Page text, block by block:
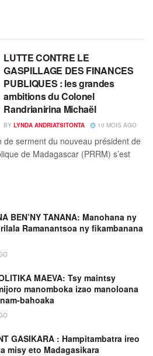
LUTTE CONTRE LE
GASPILLAGE DES FINANCES
PUBLIQUES : les grandes
ambitions du Colonel
Randrianirina Michaël
BY LYNDA ANDRIATSITONTA 10 MOIS AGO
de serment du nouveau président de
de Madagascar (PRRM) s’est
BEN’NY TANANA: Manohana ny
Ramanantsoa ny fikambanana
MAEVA: Tsy maintsy
manomboka izao manoloana
bahoaka
GASIKARA : Hampitambatra ireo
misy eto Madagasikara